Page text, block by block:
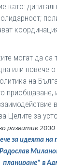
като:
могат да са
или повече
на
приобщаване,
Целите за
развитие
за идеята
планиране" в